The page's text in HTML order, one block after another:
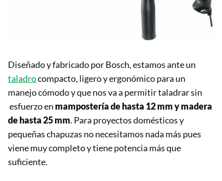
Diseñado y fabricado por Bosch, estamos ante un
taladrocompacto, ligero y ergonómico para un
manejo cómodo y que nos va a permitir taladrar sin
esfuerzo en mampostería de hasta 12 mm y madera
de hasta 25 mm. Para proyectos domésticos y
pequeñas chapuzas no necesitamos nada más pues
viene muy completo y tiene potencia más que
suficiente.